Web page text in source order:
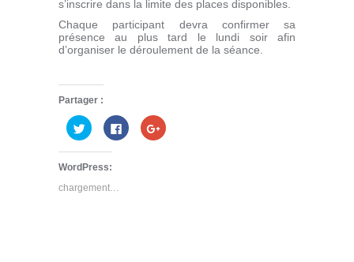
s’inscrire dans la limite des places disponibles.
Chaque participant devra confirmer sa
présence au plus tard le lundi soir afin
d’organiser le déroulement de la séance.
Partager :
Cliquez
pour
partager
sur
Twitter(ouvre
dans
nouvelle
Cliquez
pour
partager
Cliquez
pour
WordPress:
chargement…